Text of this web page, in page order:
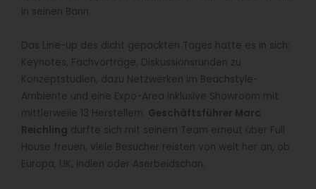
in seinen Bann.
Das Line-up des dicht gepackten Tages hatte es in sich:
Keynotes, Fachvorträge, Diskussionsrunden zu
Konzeptstudien, dazu Netzwerken im Beachstyle-
Ambiente und eine Expo-Area inklusive Showroom mit
mittlerweile 13 Herstellern. Geschäftsführer Marc
Reichling durfte sich mit seinem Team erneut über Full
House freuen, viele Besucher reisten von weit her an, ob
Europa, UK, Indien oder Aserbeidschan.